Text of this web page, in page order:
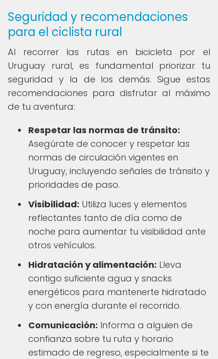
Seguridad y recomendaciones
para el ciclista rural
Al recorrer las rutas en bicicleta por el
Uruguay rural, es fundamental priorizar tu
seguridad y la de los demás. Sigue estas
recomendaciones para disfrutar al máximo
de tu aventura:
Respetar las normas de tránsito:
Asegúrate de conocer y respetar las
normas de circulación vigentes en
Uruguay, incluyendo señales de tránsito y
prioridades de paso.
Visibilidad: Utiliza luces y elementos
reflectantes tanto de día como de
noche para aumentar tu visibilidad ante
otros vehículos.
Hidratación y alimentación: Lleva
contigo suficiente agua y snacks
energéticos para mantenerte hidratado
y con energía durante el recorrido.
Comunicación: Informa a alguien de
confianza sobre tu ruta y horario
estimado de regreso, especialmente si te